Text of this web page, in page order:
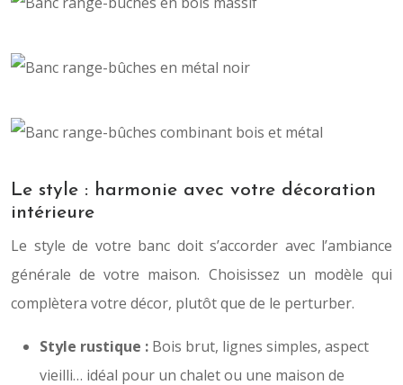
Le style : harmonie avec votre décoration
intérieure
Le style de votre banc doit s’accorder avec l’ambiance
générale de votre maison. Choisissez un modèle qui
complètera votre décor, plutôt que de le perturber.
Style rustique : Bois brut, lignes simples, aspect
vieilli… idéal pour un chalet ou une maison de